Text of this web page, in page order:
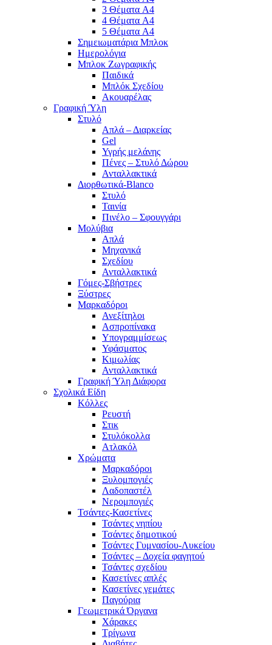
3 Θέματα A4
4 Θέματα A4
5 Θέματα A4
Σημειωματάρια Μπλοκ
Ημερολόγια
Μπλοκ Ζωγραφικής
Παιδικά
Μπλόκ Σχεδίου
Ακουαρέλας
Γραφική Ύλη
Στυλό
Απλά – Διαρκείας
Gel
Υγρής μελάνης
Πένες – Στυλό Δώρου
Ανταλλακτικά
Διορθωτικά-Blanco
Στυλό
Ταινία
Πινέλο – Σφουγγάρι
Μολύβια
Απλά
Μηχανικά
Σχεδίου
Ανταλλακτικά
Γόμες-Σβήστρες
Ξύστρες
Μαρκαδόροι
Ανεξίτηλοι
Ασπροπίνακα
Υπογραμμίσεως
Υφάσματος
Κιμωλίας
Ανταλλακτικά
Γραφική Ύλη Διάφορα
Σχολικά Είδη
Κόλλες
Ρευστή
Στικ
Στυλόκολλα
Ατλακόλ
Χρώματα
Μαρκαδόροι
Ξυλομπογιές
Λαδοπαστέλ
Νερομπογιές
Τσάντες-Κασετίνες
Τσάντες νηπίου
Τσάντες δημοτικού
Τσάντες Γυμνασίου-Λυκείου
Τσάντες – Δοχεία φαγητού
Τσάντες σχεδίου
Κασετίνες απλές
Κασετίνες γεμάτες
Παγούρια
Γεωμετρικά Όργανα
Χάρακες
Τρίγωνα